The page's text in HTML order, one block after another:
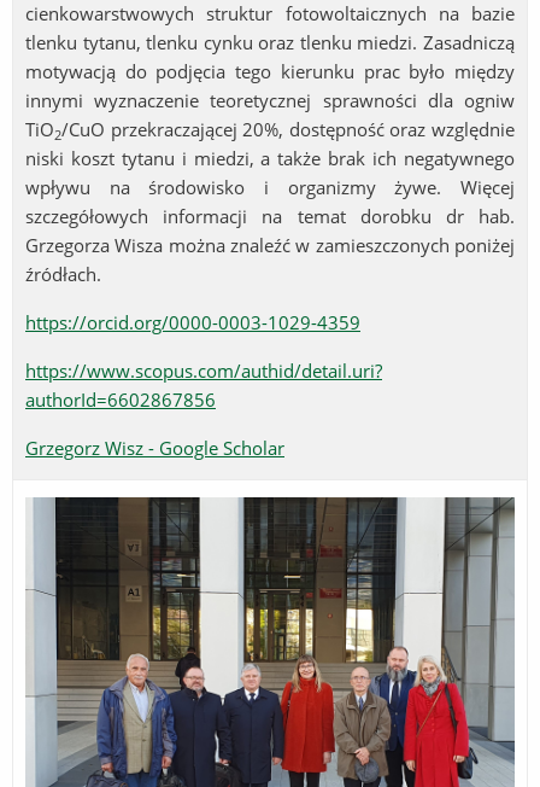
cienkowarstwowych struktur fotowoltaicznych na bazie
tlenku tytanu, tlenku cynku oraz tlenku miedzi. Zasadniczą
motywacją do podjęcia tego kierunku prac było między
innymi wyznaczenie teoretycznej sprawności dla ogniw
TiO2/CuO przekraczającej 20%, dostępność oraz względnie
niski koszt tytanu i miedzi, a także brak ich negatywnego
wpływu na środowisko i organizmy żywe. Więcej
szczegółowych informacji na temat dorobku dr hab.
Grzegorza Wisza można znaleźć w zamieszczonych poniżej
źródłach.
https://orcid.org/0000-0003-1029-4359
https://www.scopus.com/authid/detail.uri?
authorId=6602867856
‪Grzegorz Wisz - ‪Google Scholar